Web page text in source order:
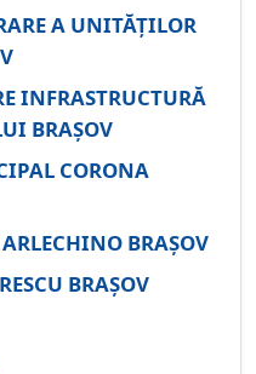
A UNITĂȚILOR
INFRASTRUCTURĂ
BRAȘOV
CORONA
BRAȘOV
BRAȘOV